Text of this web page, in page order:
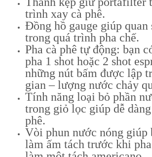
trình xay cà phê.
Đồng hồ gauge giúp quan
trong quá trình pha chế.
Pha cà phê tự động: bạn
pha 1 shot hoặc 2 shot
những nút bấm được lập
gian – lượng nước chảy
Tính năng loại bỏ phần
trong giỏ lọc giúp dễ
phê.
Vòi phun nước nóng giúp
làm ấm tách trước khi